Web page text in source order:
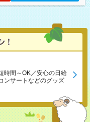
時間～OK／安心の日給
ンサートなどのグッズ